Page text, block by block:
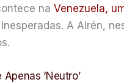
na Venezuela,
A Airén,
‘Neutro’